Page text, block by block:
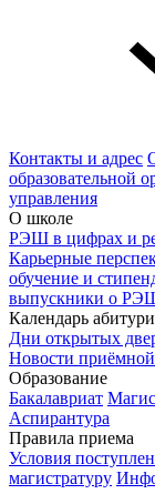
Контакты и адрес
образовательной
управления
О школе
РЭШ в цифрах и
Карьерные
обучение и
выпускники о
Календарь
Дни открытых
Новости
Образование
Бакалавриат
Аспирантура
Правила приема
Условия
магистратуру